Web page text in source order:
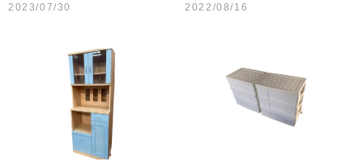
2023/07/30 2022/08/16